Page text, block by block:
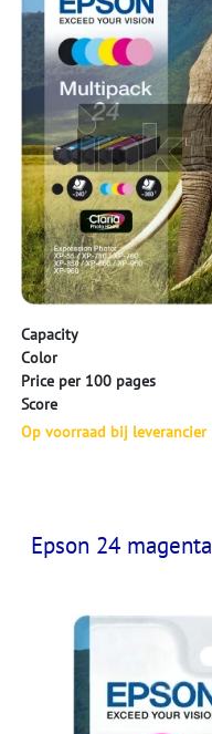
Capacity
Color
Price per 100 pages
Score
Op voorraad bij leverancier
Epson 24 magenta